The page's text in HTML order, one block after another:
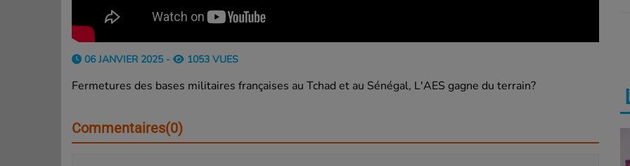
06 JANVIER 2025 - 1053 VUES
Fermetures des bases militaires françaises au Tchad et au Sénégal, L'AES gagne du terrain?
Commentaires(0)